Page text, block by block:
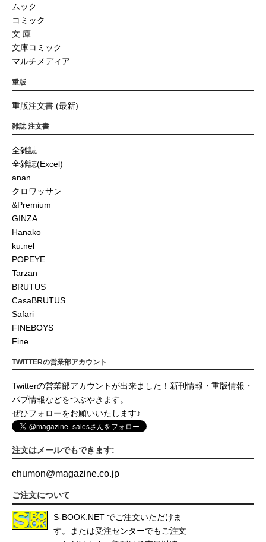
ムック
コミック
文 庫
文庫コミック
マルチメディア
重版
重版注文書 (最新)
雑誌 注文書
全雑誌
全雑誌(Excel)
anan
クロワッサン
&Premium
GINZA
Hanako
ku:nel
POPEYE
Tarzan
BRUTUS
CasaBRUTUS
Safari
FINEBOYS
Fine
TWITTERの営業部アカウント
Twitterの営業部アカウントが出来ました！新刊情報・重版情報・
パブ情報などをつぶやきます。
ぜひフォローをお願いいたします♪
注文はメールでもできます:
chumon@magazine.co.jp
ご注文について
S-BOOK.NET でご注文いただけま
す。または受注センターでもご注文